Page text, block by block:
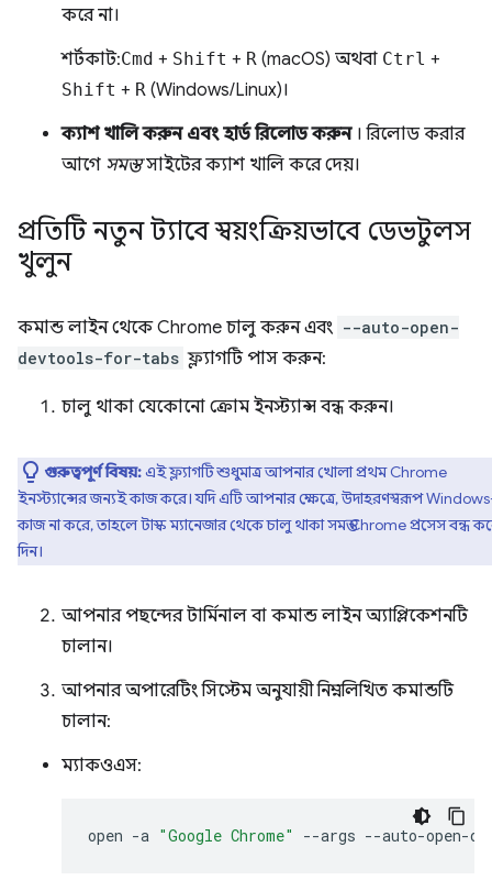
করে না।
শর্টকাট:Cmd + Shift + R (macOS) অথবা Ctrl +
Shift + R (Windows/Linux)।
ক্যাশ খালি করুন এবং হার্ড রিলোড করুন। রিলোড করার
আগে সমস্তসাইটের ক্যাশ খালি করে দেয়।
প্রতিটি নতুন ট্যাবে স্বয়ংক্রিয়ভাবে ডেভটুলস
খুলুন
কমান্ড লাইন থেকে Chrome চালু করুন এবং --auto-open-
devtools-for-tabs ফ্ল্যাগটি পাস করুন:
চালু থাকা যেকোনো ক্রোম ইনস্ট্যান্স বন্ধ করুন।
গুরুত্বপূর্ণ বিষয়:এই ফ্ল্যাগটি শুধুমাত্র আপনার খোলা প্রথম Chrome
ইনস্ট্যান্সের জন্যই কাজ করে। যদি এটি আপনার ক্ষেত্রে, উদাহরণস্বরূপ
কাজ না করে, তাহলে টাস্ক ম্যানেজার থেকে চালু থাকা সমস্ত Chrome প্রসেস বন্ধ
দিন।
আপনার পছন্দের টার্মিনাল বা কমান্ড লাইন অ্যাপ্লিকেশনটি
চালান।
আপনার অপারেটিং সিস্টেম অনুযায়ী নিম্নলিখিত কমান্ডটি
চালান:
ম্যাকওএস:
open -a "Google Chrome" --args